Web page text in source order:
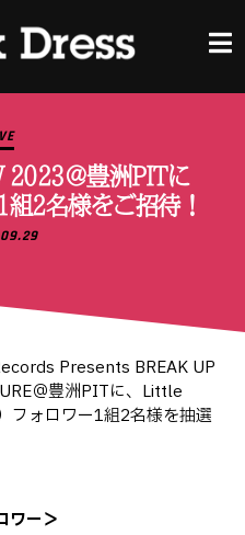
2023＠豊洲PITに
2名様をご招待！
Presents BREAK UP
＠豊洲PITに、Little
フォロワー1組2名様を抽選
ー＞